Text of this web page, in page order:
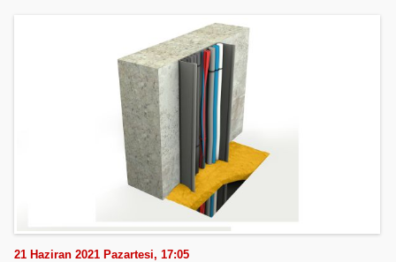
21 Haziran 2021 Pazartesi, 17:05